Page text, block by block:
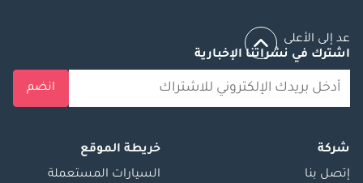
عد إلى الأعلى
اشترك في نشراتنا الإخبارية
انضم
شركة
إتصل بنا
خريطة الموقع
السيارات المستعملة